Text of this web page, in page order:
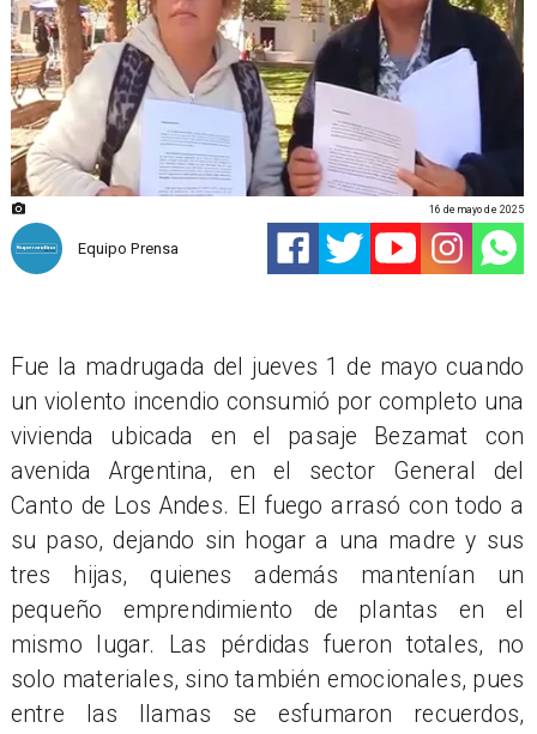
Equipo Prensa
16 de mayo de 2025
Fue la madrugada del jueves 1 de mayo cuando
un violento incendio consumió por completo una
vivienda ubicada en el pasaje Bezamat con
avenida Argentina, en el sector General del
Canto de Los Andes. El fuego arrasó con todo a
su paso, dejando sin hogar a una madre y sus
tres hijas, quienes además mantenían un
pequeño emprendimiento de plantas en el
mismo lugar. Las pérdidas fueron totales, no
solo materiales, sino también emocionales, pues
entre las llamas se esfumaron recuerdos,